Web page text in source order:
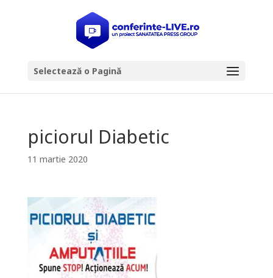
Selectează o Pagină
piciorul Diabetic
11 martie 2020